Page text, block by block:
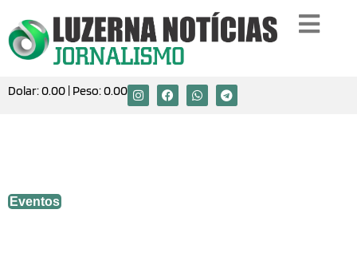
Dolar:0.00 | Peso:0.00
Eventos